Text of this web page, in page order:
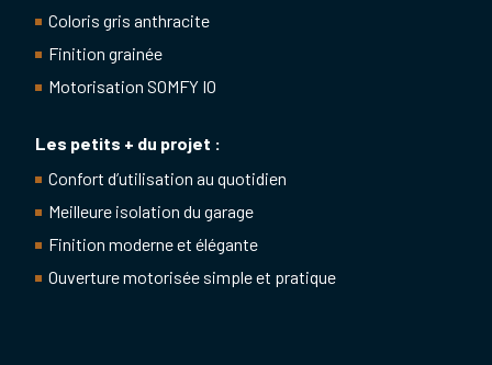
Coloris gris anthracite
Finition grainée
Motorisation SOMFY IO
Les petits + du projet :
Confort d’utilisation au quotidien
Meilleure isolation du garage
Finition moderne et élégante
Ouverture motorisée simple et pratique